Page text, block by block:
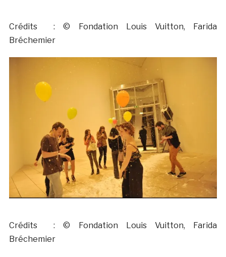
Crédits : © Fondation Louis Vuitton, Farida
Bréchemier
Crédits : © Fondation Louis Vuitton, Farida
Bréchemier